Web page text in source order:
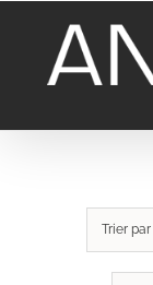
Trier par